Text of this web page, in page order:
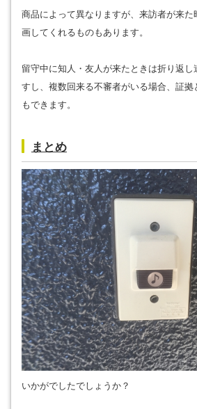
商品によって異なりますが、来訪者が来
画してくれるものもあります。
留守中に知人・友人が来たときは折り返し
すし、複数回来る不審者がいる場合、証拠
もできます。
まとめ
いかがでしたでしょうか？